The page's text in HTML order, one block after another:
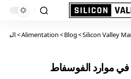
Silicon Valley
>
Blog
>
Alimentation
>
في موارد الفوسفاط